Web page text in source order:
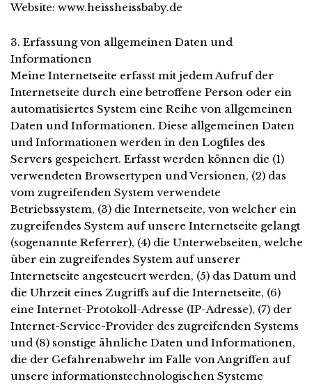
Website: www.heissheissbaby.de
3. Erfassung von allgemeinen Daten und
Informationen
Meine Internetseite erfasst mit jedem Aufruf der
Internetseite durch eine betroffene Person oder ein
automatisiertes System eine Reihe von allgemeinen
Daten und Informationen. Diese allgemeinen Daten
und Informationen werden in den Logfiles des
Servers gespeichert. Erfasst werden können die (1)
verwendeten Browsertypen und Versionen, (2) das
vom zugreifenden System verwendete
Betriebssystem, (3) die Internetseite, von welcher ein
zugreifendes System auf unsere Internetseite gelangt
(sogenannte Referrer), (4) die Unterwebseiten, welche
über ein zugreifendes System auf unserer
Internetseite angesteuert werden, (5) das Datum und
die Uhrzeit eines Zugriffs auf die Internetseite, (6)
eine Internet-Protokoll-Adresse (IP-Adresse), (7) der
Internet-Service-Provider des zugreifenden Systems
und (8) sonstige ähnliche Daten und Informationen,
die der Gefahrenabwehr im Falle von Angriffen auf
unsere informationstechnologischen Systeme